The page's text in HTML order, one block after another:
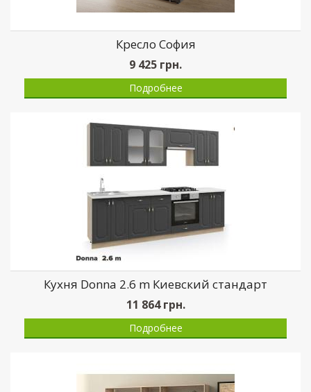
Кресло София
9 425 грн.
Подробнее
Кухня Donna 2.6 m Киевский стандарт
11 864грн.
Подробнее